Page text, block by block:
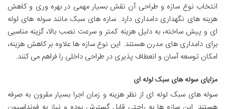
انتخاب نوع سازه و طراحی آن نقش بسیار مهمی در بهره وری و کاهش
هزینه های نگهداری دامداری دارد. سازه های سبک مانند سوله های لوله
ای و پیش ساخته، به دلیل هزینه کمتر و سرعت نصب بالا، گزینه مناسبی
برای دامداری های مدرن هستند. این نوع سازه ها علاوه بر کاهش هزینه،
امکان توسعه آسان و انعطاف پذیری در طراحی داخلی را فراهم می کنند.
مزایای سوله های سبک لوله ای
سوله های سبک لوله ای از نظر هزینه و زمان اجرا بسیار مقرون به صرفه